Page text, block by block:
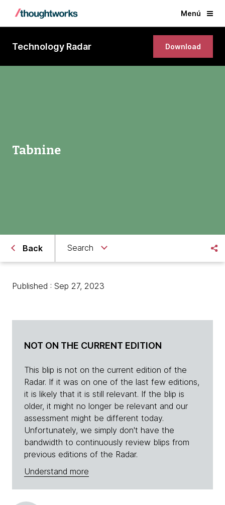
Menú
Technology Radar Download
Tabnine
Back Search
Published : Sep 27, 2023
NOT ON THE CURRENT EDITION
This blip is not on the current edition of the
Radar. If it was on one of the last few editions,
it is likely that it is still relevant. If the blip is
older, it might no longer be relevant and our
assessment might be different today.
Unfortunately, we simply don't have the
bandwidth to continuously review blips from
previous editions of the Radar.
Understand more